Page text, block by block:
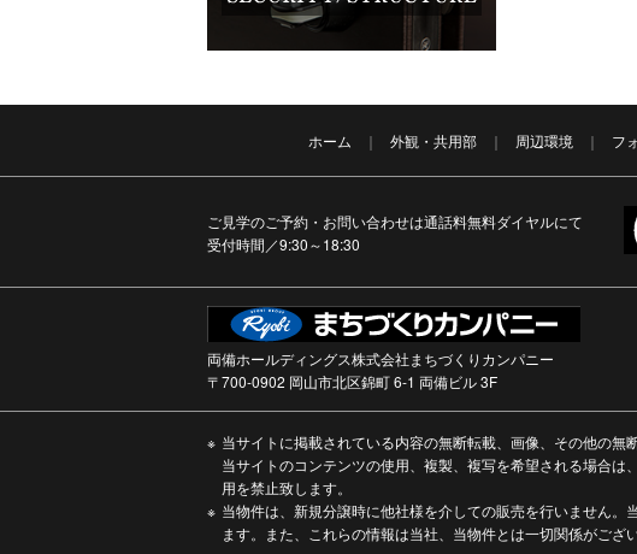
ホーム 外観・共用部 周辺環境 フ
ご見学のご予約・お問い合わせは通話料無料ダイヤルにて
受付時間／9:30～18:30
両備ホールディングス株式会社まちづくりカンパニー
〒700-0902 岡山市北区錦町 6-1 両備ビル 3F
※ 当サイトに掲載されている内容の無断転載、画像、その他の無
当サイトのコンテンツの使用、複製、複写を希望される場合
用を禁止致します。
※ 当物件は、新規分譲時に他社様を介しての販売を行いません
ます。また、これらの情報は当社、当物件とは一切関係がござ